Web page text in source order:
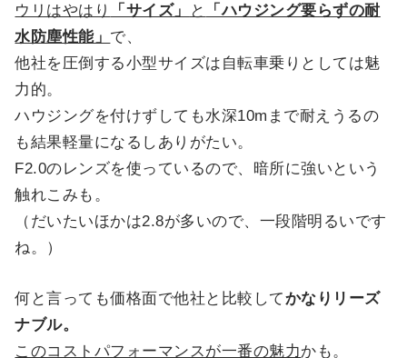
ウリはやはり 「サイズ」 と
「ハウジング要らずの耐
水防塵性能」 で、
他社を圧倒する小型サイズは自転車乗りとしては魅
力的。
ハウジングを付けずしても水深10mまで耐えうるの
も結果軽量になるしありがたい。
F2.0のレンズを使っているので、暗所に強いという
触れこみも。
（だいたいほかは2.8が多いので、一段階明るいです
ね。）
何と言っても価格面で他社と比較してかなりリーズ
ナブル。
このコストパフォーマンスが一番の魅力かも。